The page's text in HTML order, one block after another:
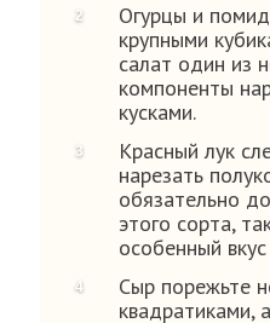
Огурцы и
крупными
салат один из
компоненты
кусками.
Красный лук
нарезать
обязательно
этого сорта,
особенный
Сыр порежьте
квадратиками,